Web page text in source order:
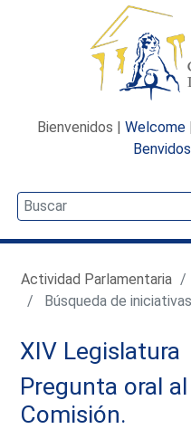
Bienvenidos | Welcome |
Benvidos
Actividad Parlamentaria
Búsqueda de iniciativas
XIV Legislatura
Pregunta oral
Comisión.